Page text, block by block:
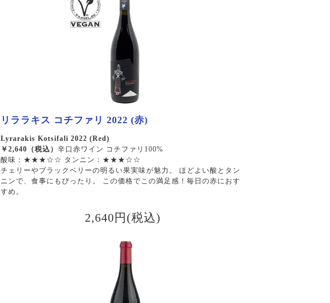
リララキス コチファリ 2022 (赤)
Lyrarakis Kotsifali 2022 (Red)
￥2,640（税込） 辛口赤ワイン コチファリ100%
酸味：★★★☆☆ タンニン：★★★☆☆
チェリーやブラックベリーの明るい果実味が魅力。 ほどよい酸とタン
ニンで、食事にもぴったり。 この価格でこの満足感！毎日の赤におす
すめ。
2,640円(税込)